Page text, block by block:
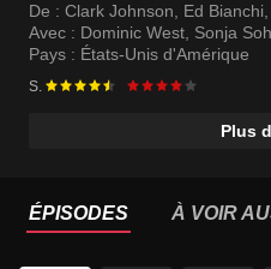
De : Clark Johnson, Ed Bianchi,
Avec : Dominic West, Sonja
Pays : États-Unis d'Amérique
S.
Plus
ÉPISODES À VOIR